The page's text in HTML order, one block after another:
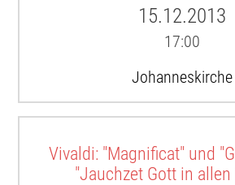
15.12.2013
17:00
Johanneskirche
Vivaldi: "Magnificat" und
"Jauchzet Gott in allen